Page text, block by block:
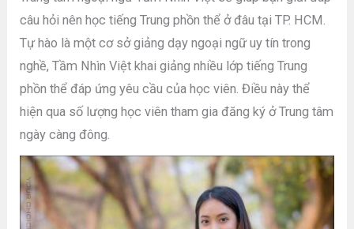
câu hỏi nên học tiếng Trung phồn thể ở đâu tại TP. HCM.
Tự hào là một cơ sở giảng dạy ngoại ngữ uy tín trong
nghề, Tầm Nhìn Việt khai giảng nhiều lớp tiếng Trung
phồn thể đáp ứng yêu cầu của học viên. Điều này thể
hiện qua số lượng học viên tham gia đăng ký ở Trung tâm
ngày càng đông.